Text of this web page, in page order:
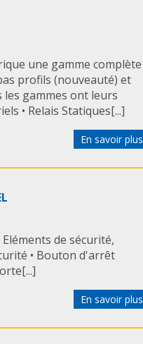
une gamme complète
profils (nouveauté) et
les gammes ont leurs
• Relais Statiques[...]
En savoir plus
de sécurité,
• Bouton d'arrêt
En savoir plus